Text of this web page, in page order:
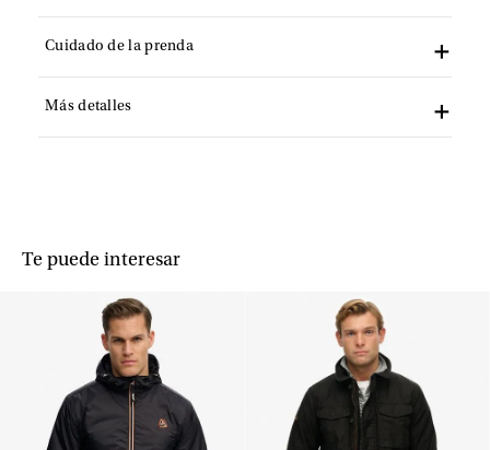
Cuidado de la prenda
Más detalles
Te puede interesar